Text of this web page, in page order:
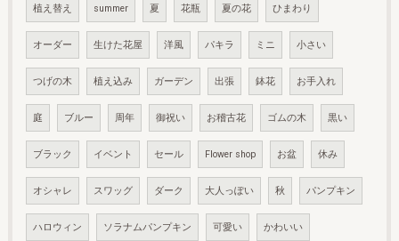
植え替え summer 夏 花瓶 夏の花 ひまわり
オーダー 生けた花屋 洋風 パキラ ミニ 小さい
つげの木 植え込み ガーデン 出張 鉢花 お手入れ
庭 ブルー 周年 御祝い お稽古花 ゴムの木 黒い
ブラック イベント セール Flower shop お盆 休み
オシャレ スワッグ ダーク 大人っぽい 秋 パンプキン
ハロウィン ソラナムパンプキン 可愛い かわいい